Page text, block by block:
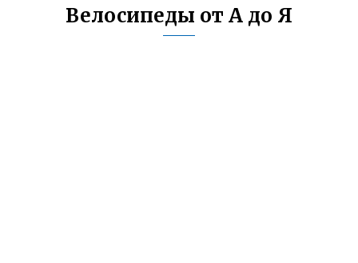
Велосипеды от А до Я